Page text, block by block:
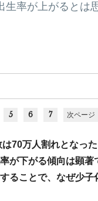
生率が上がるとは
5 6 7 次ページ
70万人割れとなっ
が下がる傾向は顕
ることで、なぜ少